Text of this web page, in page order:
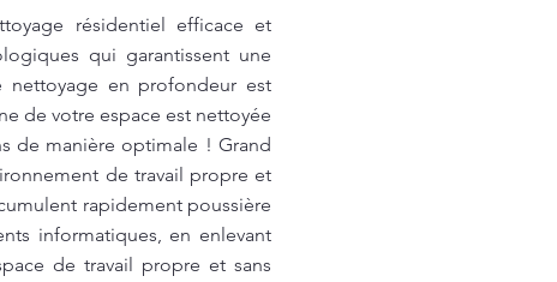
résidentiel efficace et
qui garantissent une
en profondeur est
de votre espace est nettoyée
de manière optimale ! Grand
de travail propre et
rapidement poussière
informatiques, en enlevant
de travail propre et sans